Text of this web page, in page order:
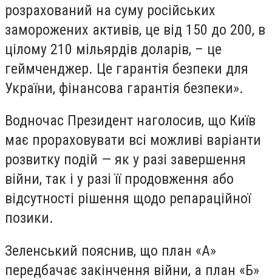
розрахований на суму російських
заморожених активів, це від 150 до 200, в
цілому 210 мільярдів доларів, – це
геймченджер. Це гарантія безпеки для
України, фінансова гарантія безпеки».
Водночас Президент наголосив, що Київ
має прораховувати всі можливі варіанти
розвитку подій — як у разі завершення
війни, так і у разі її продовження або
відсутності рішення щодо репараційної
позики.
Зеленський пояснив, що план «А»
передбачає закінчення війни, а план «Б»